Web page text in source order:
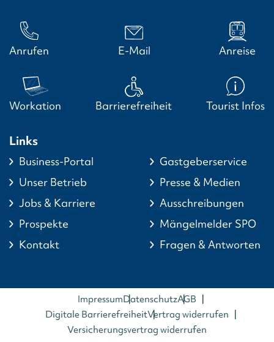
Anrufen E-Mail Anreise
Workation Barrierefreiheit Tourist Infos
Links
Business-Portal
Gastgeberservice
Unser Betrieb
Presse & Medien
Jobs & Karriere
Ausschreibungen
Prospekte
Mängelmelder SPO
Kontakt
Fragen & Antworten
ImpressumDatenschutzAGB
Digitale BarrierefreiheitVertrag widerrufen
Versicherungsvertrag widerrufen